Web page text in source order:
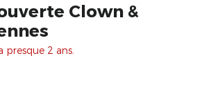
Clown &
presque 2 ans.